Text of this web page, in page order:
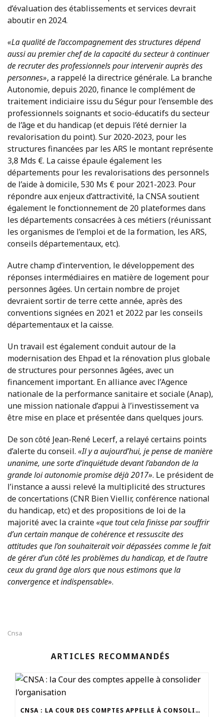
d’évaluation des établissements et services devrait
aboutir en 2024.
«La qualité de l’accompagnement des structures dépend
aussi au premier chef de la capacité du secteur à continuer
de recruter des professionnels pour intervenir auprès des
personnes», a rappelé la directrice générale. La branche
Autonomie, depuis 2020, finance le complément de
traitement indiciaire issu du Ségur pour l’ensemble des
professionnels soignants et socio-éducatifs du secteur
de l’âge et du handicap (et depuis l’été dernier la
revalorisation du point). Sur 2020-2023, pour les
structures financées par les ARS le montant représente
3,8 Mds €. La caisse épaule également les
départements pour les revalorisations des personnels
de l’aide à domicile, 530 Ms € pour 2021-2023. Pour
répondre aux enjeux d’attractivité, la CNSA soutient
également le fonctionnement de 20 plateformes dans
les départements consacrées à ces métiers (réunissant
les organismes de l’emploi et de la formation, les ARS,
conseils départementaux, etc).
Autre champ d’intervention, le développement des
réponses intermédiaires en matière de logement pour
personnes âgées. Un certain nombre de projet
devraient sortir de terre cette année, après des
conventions signées en 2021 et 2022 par les conseils
départementaux et la caisse.
Un travail est également conduit autour de la
modernisation des Ehpad et la rénovation plus globale
de structures pour personnes âgées, avec un
financement important. En alliance avec l’Agence
nationale de la performance sanitaire et sociale (Anap),
une mission nationale d’appui à l’investissement va
être mise en place et présentée dans quelques jours.
De son côté Jean-René Lecerf, a relayé certains points
d’alerte du conseil. «Il y a aujourd’hui, je pense de manière
unanime, une sorte d’inquiétude devant l’abandon de la
grande loi autonomie promise déjà 2017». Le président de
l’instance a aussi relevé la multiplicité des structures
de concertations (CNR Bien Viellir, conférence national
du handicap, etc) et des propositions de loi de la
majorité avec la crainte«que tout cela finisse par souffrir
d’un certain manque de cohérence et ressuscite des
attitudes que l’on souhaiterait voir dépassées comme le fait
de gérer d’un côté les problèmes du handicap, et de l’autre
ceux du grand âge alors que nous estimons que la
convergence et indispensable».
Cnsa
ARTICLES RECOMMANDÉS
CNSA : LA COUR DES COMPTES APPELLE À CONSOLIDER L’ORGANISATION